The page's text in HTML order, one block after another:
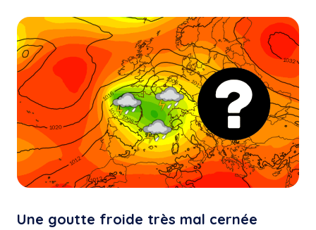
Une goutte froide très mal cernée